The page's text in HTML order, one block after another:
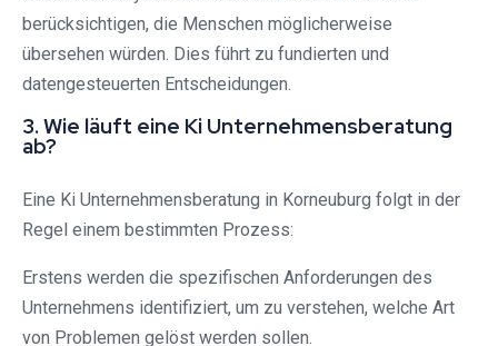
berücksichtigen, die Menschen möglicherweise
übersehen würden. Dies führt zu fundierten und
datengesteuerten Entscheidungen.
3. Wie läuft eine Ki Unternehmensberatung
ab?
Eine Ki Unternehmensberatung in Korneuburg folgt in der
Regel einem bestimmten Prozess:
Erstens werden die spezifischen Anforderungen des
Unternehmens identifiziert, um zu verstehen, welche Art
von Problemen gelöst werden sollen.